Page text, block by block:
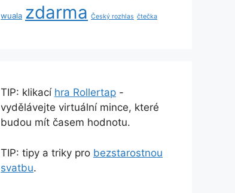
wuala zdarma Český rozhlas čtečka
TIP: klikací hra Rollertap -
vydělávejte virtuální mince, které
budou mít časem hodnotu.
TIP: tipy a triky pro bezstarostnou
svatbu.